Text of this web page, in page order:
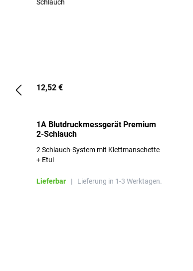
12,52 €
1A Blutdruckmessgerät Premium
2-Schlauch
2 Schlauch-System mit Klettmanschette
+ Etui
Lieferbar | Lieferung in 1-3 Werktagen.